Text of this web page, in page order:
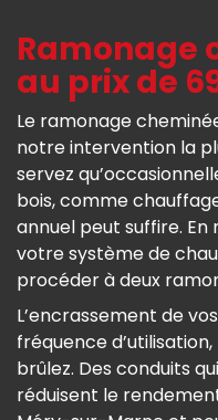
Ramonage
au prix de
Le ramonage
notre intervention la
servez
bois, comme
annuel peut suffire.
votre système de
procéder à deux
L’encrassement de
fréquence
brûlez. Des conduits
réduisent le